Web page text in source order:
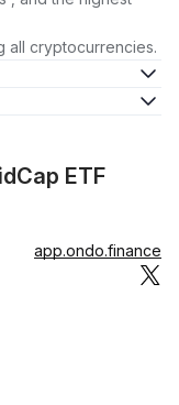
all cryptocurrencies.
ETF
app.ondo.finance